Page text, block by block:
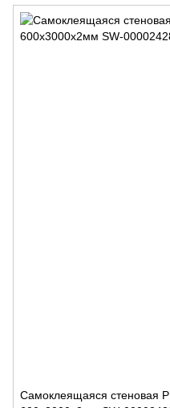
Самоклеящаяся стеновая